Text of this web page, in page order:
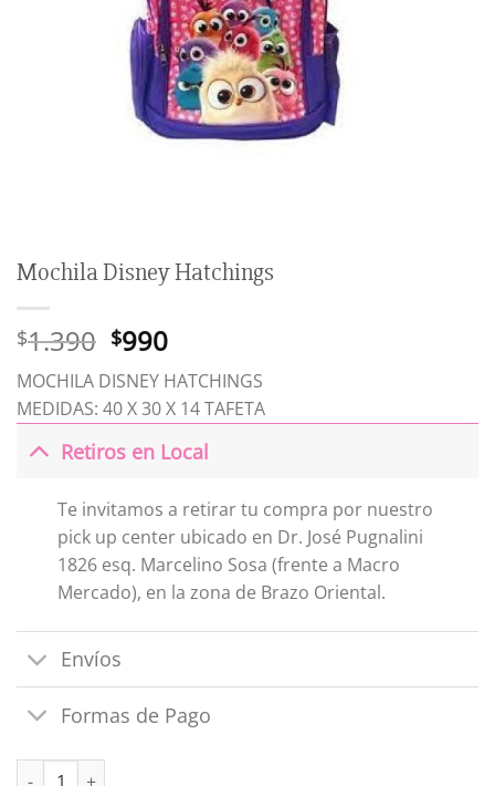
Mochila Disney Hatchings
$1.390 El
precio
original
era:
$1.390.
$990El
precio
actual
es:
$990.
MOCHILA DISNEY HATCHINGS
MEDIDAS: 40 X 30 X 14 TAFETA
Retiros en Local
Te invitamos a retirar tu compra por nuestro
pick up center ubicado en Dr. José Pugnalini
1826 esq. Marcelino Sosa (frente a Macro
Mercado), en la zona de Brazo Oriental.
Envíos
Formas de Pago
Mochila Disney Hatchings cantidad